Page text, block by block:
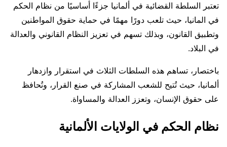
تعتبر السلطة القضائية في ألمانيا جزءًا أساسيًا من نظام الحكم
في المانيا، حيث تلعب دورًا مهمًا في حماية حقوق المواطنين
وتطبيق القانون، وبذلك تسهم في تعزيز النظام القانوني والعدالة
في البلاد.
باختصار، تساهم هذه السلطات الثلاث في استقرار وازدهار
ألمانيا، حيث تُتيح للشعب المشاركة في صنع القرار، وتُحافظ
على حقوق الإنسان، وتعزز العدالة والمساواة.
نظام الحكم في الولايات الألمانية